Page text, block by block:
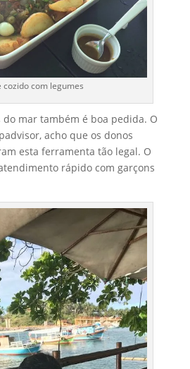
cozido com legumes
do mar também é boa pedida. O
acho que os donos
esta ferramenta tão legal. O
rápido com garçons